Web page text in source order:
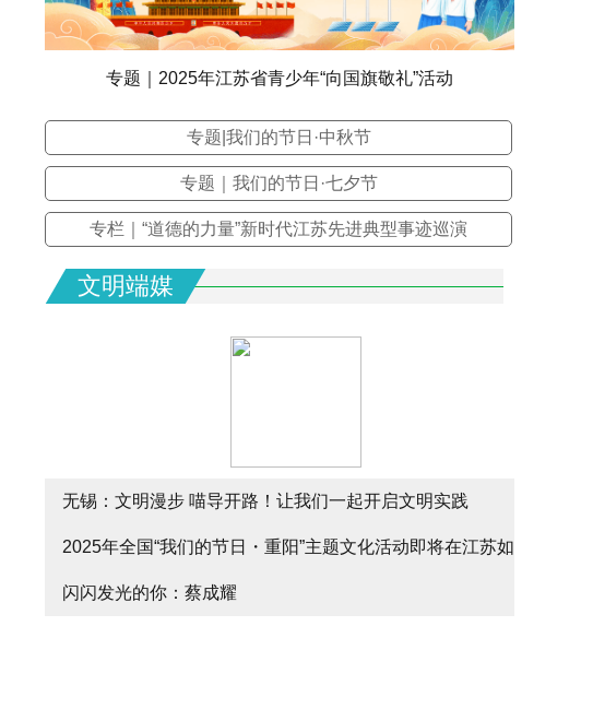
专题｜2025年江苏省青少年“向国旗敬礼”活动
专题|我们的节日·中秋节
专题｜我们的节日·七夕节
专栏｜“道德的力量”新时代江苏先进典型事迹巡演
文明端媒
无锡：文明漫步 喵导开路！让我们一起开启文明实践
citywalk
2025年全国“我们的节日・重阳”主题文化活动即将在江苏如
皋启幕
闪闪发光的你：蔡成耀